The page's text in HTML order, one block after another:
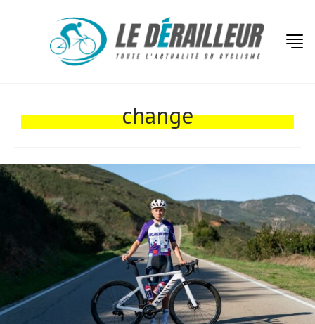
change
Tests de produits
Conseils
Tendances
Tous nos articles
À propos